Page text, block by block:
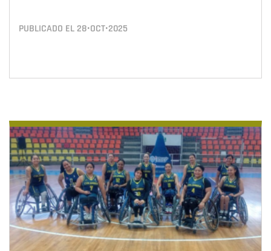
PUBLICADO EL 28•OCT•2025